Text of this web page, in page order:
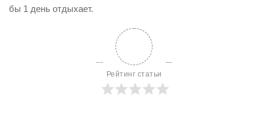
бы 1 день отдыхает.
Рейтинг статьи